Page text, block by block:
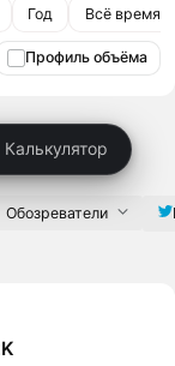
Год Всё время
Профиль объёма
Калькулятор
Обозреватели